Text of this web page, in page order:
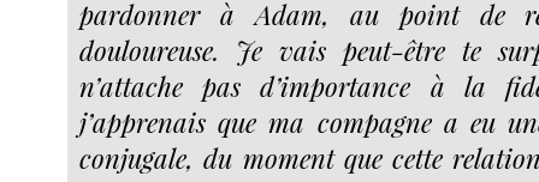
pardonner à Adam, au point de
douloureuse. Je vais peut-être te
n’attache pas d’importance à la
j’apprenais que ma compagne a eu
conjugale, du moment que cette